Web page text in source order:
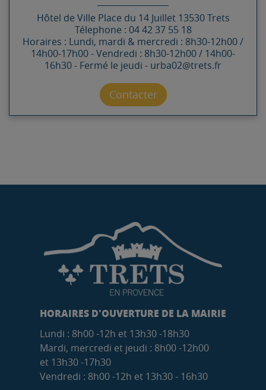
Hôtel de Ville Place du 14 Juillet 13530 Trets
Télephone : 04 42 37 55 18
Horaires : Lundi, mardi & mercredi : 8h30-12h00 /
14h00-17h00 - Vendredi : 8h30-12h00 / 14h00-
16h30 - Fermé le jeudi - urba02@trets.fr
Contacter par mail
Contacter
HORAIRES D'OUVERTURE DE LA MAIRIE
Lundi : 8h00 -12h et 13h30 -18h30
Mardi, mercredi et jeudi : 8h00 -12h00
et 13h30 -17h30
Vendredi : 8h00 -12h et 13h30 - 16h30